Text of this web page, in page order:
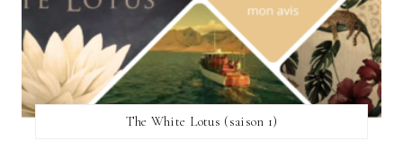
The White Lotus (saison 1)